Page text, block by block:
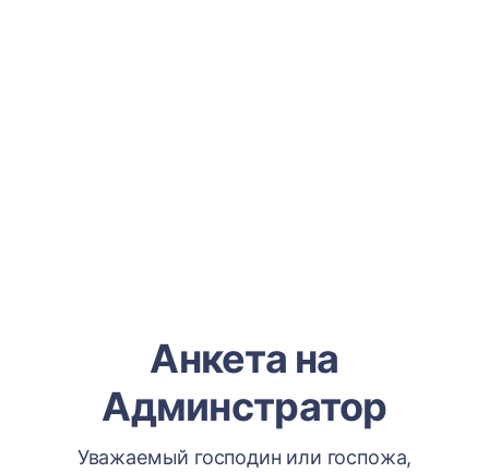
Анкета на
Админстратор
Уважаемый господин или госпожа,